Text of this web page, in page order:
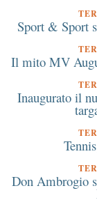
Sport & Sport
Il mito MV
Inaugurato il
Don Ambrogio